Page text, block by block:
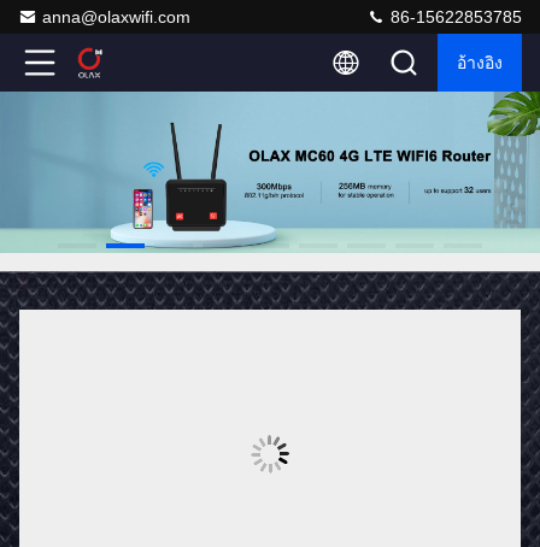
anna@olaxwifi.com 86-15622853785
อ้างอิง